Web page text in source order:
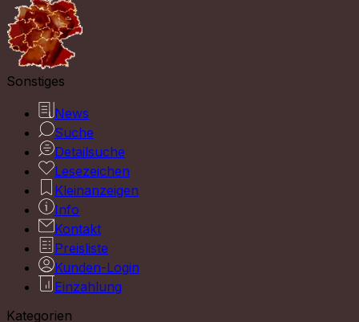
Sonstiges
News
Suche
Detailsuche
Lesezeichen
Kleinanzeigen
Info
Kontakt
Preisliste
Kunden-Login
Einzahlung
Kategorien